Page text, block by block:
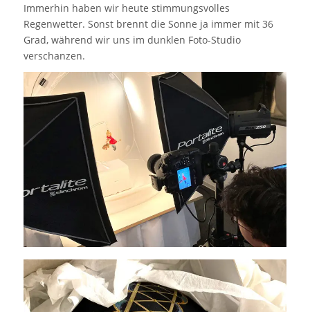
Immerhin haben wir heute stimmungsvolles
Regenwetter. Sonst brennt die Sonne ja immer mit 36
Grad, während wir uns im dunklen Foto-Studio
verschanzen.